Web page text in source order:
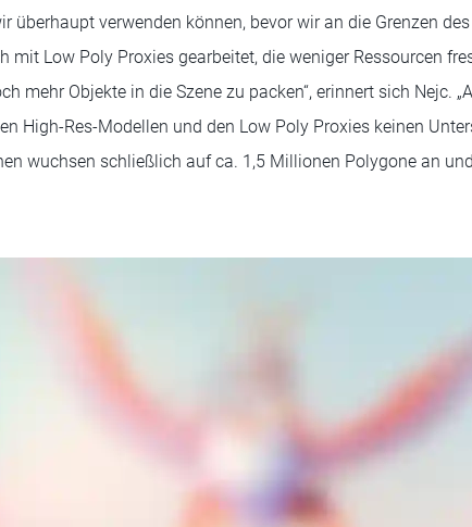
überhaupt verwenden können, bevor wir an die Grenzen
mit Low Poly Proxies gearbeitet, die weniger Ressourcen
mehr Objekte in die Szene zu packen“, erinnert sich Nejc.
High-Res-Modellen und den Low Poly Proxies keinen
wuchsen schließlich auf ca. 1,5 Millionen Polygone an